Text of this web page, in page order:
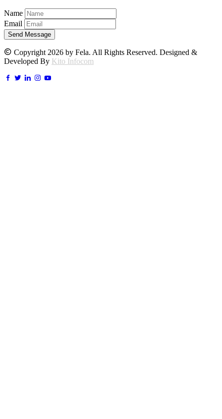
Name
Email
Send Message
Copyright 2026 by Fela. All Rights Reserved. Designed &
Developed By Kito Infocom